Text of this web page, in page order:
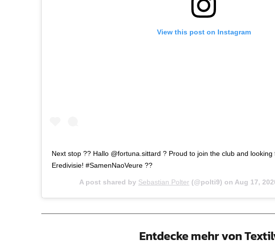
View this post on Instagram
Next stop ?? Hallo @fortuna.sittard ? Proud to join the club and
Eredivisie! #SamenNaoVeure ??
A post shared by Sebastian Polter (@polti9) on Aug 17,
Entdecke mehr von